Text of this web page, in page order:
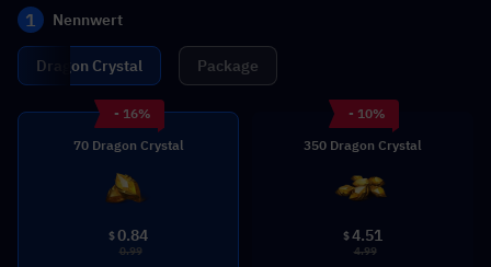
1 Nennwert
Dragon Crystal Package
- 16%
70 Dragon Crystal
$0.84
0.99
- 10%
350 Dragon Crystal
$4.51
4.99